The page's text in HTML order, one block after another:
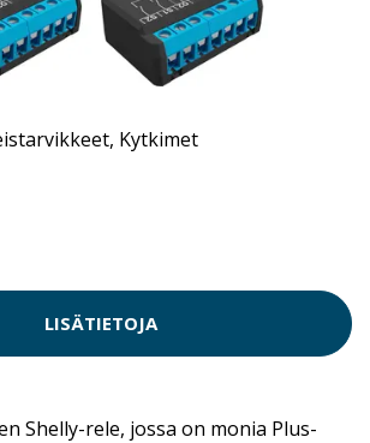
, Kytkimet
LISÄTIETOJA
Shelly-rele, jossa on monia Plus-